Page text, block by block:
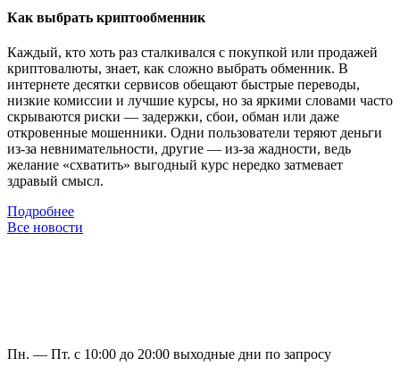
Как выбрать криптообменник
Каждый, кто хоть раз сталкивался с покупкой или продажей
криптовалюты, знает, как сложно выбрать обменник. В
интернете десятки сервисов обещают быстрые переводы,
низкие комиссии и лучшие курсы, но за яркими словами часто
скрываются риски — задержки, сбои, обман или даже
откровенные мошенники. Одни пользователи теряют деньги
из-за невнимательности, другие — из-за жадности, ведь
желание «схватить» выгодный курс нередко затмевает
здравый смысл.
Подробнее
Все новости
Пн. — Пт. с 10:00 до 20:00 выходные дни по запросу